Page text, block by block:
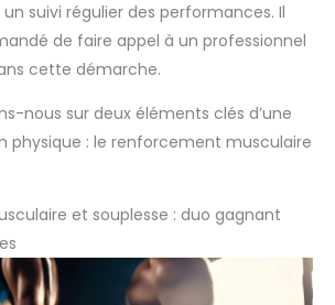
suivi régulier des performances. Il
de faire appel à un professionnel
cette démarche.
nous sur deux éléments clés d’une
physique : le renforcement musculaire
et souplesse : duo gagnant